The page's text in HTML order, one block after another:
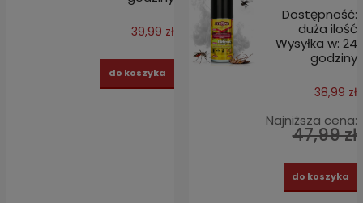
39,99 zł
do koszyka
Dostępność:
duża ilość
Wysyłka w: 24
godziny
38,99 zł
Najniższa cena:
47,99 zł
do koszyka